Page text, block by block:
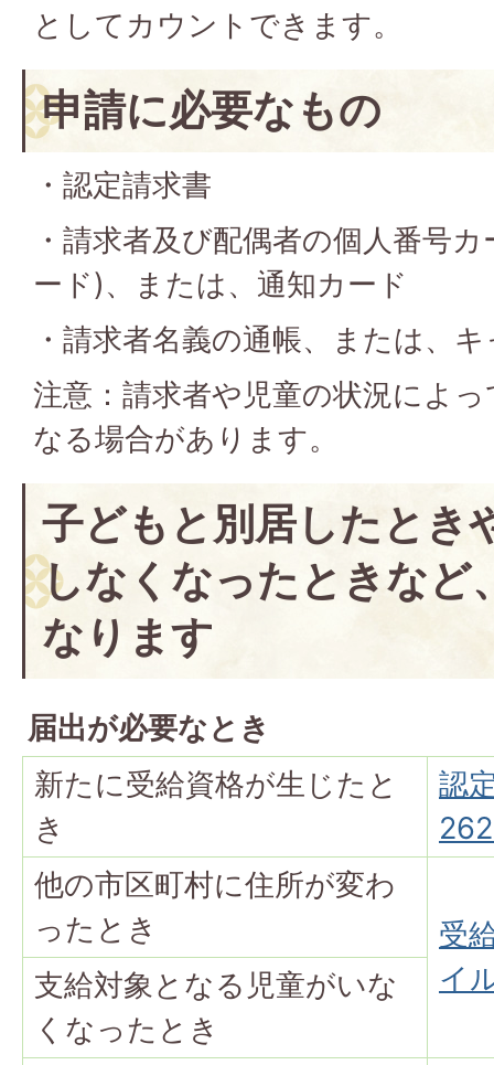
としてカウントできます。
申請に必要なもの
・認定請求書
・請求者及び配偶者の個人番号
ード)、または、通知カード
・請求者名義の通帳、または、
注意：請求者や児童の状況によ
なる場合があります。
子どもと別居したとき
しなくなったときなど
なります
届出が必要なとき
新たに受給資格が生じたと
き
認
他の市区町村に住所が変わ
ったとき
受
イ
支給対象となる児童がいな
くなったとき